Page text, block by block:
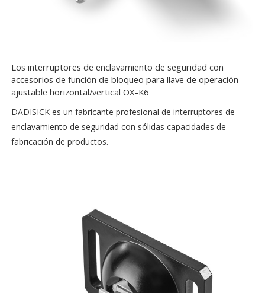
Los interruptores de enclavamiento de seguridad con
accesorios de función de bloqueo para llave de operación
ajustable horizontal/vertical OX-K6
DADISICK es un fabricante profesional de interruptores de
enclavamiento de seguridad con sólidas capacidades de
fabricación de productos.